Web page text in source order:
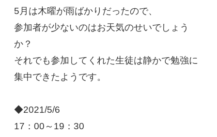
5月は木曜が雨ばかりだったので、
参加者が少ないのはお天気のせいでしょう
か？
それでも参加してくれた生徒は静かで勉強に
集中できたようです。
◆2021/5/6
17：00～19：30